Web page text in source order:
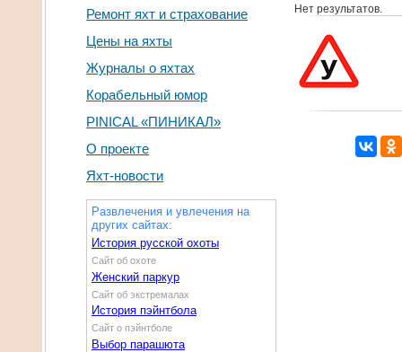
Ремонт яхт и страхование
Цены на яхты
Журналы о яхтах
Корабельный юмор
PINICAL «ПИНИКАЛ»
О проекте
Яхт-новости
Развлечения и увлечения на
других сайтах:
История русской охоты
Сайт об охоте
Женский паркур
Сайт об экстремалах
История пэйнтбола
Сайт о пэйнтболе
Выбор парашюта
Нет результатов.